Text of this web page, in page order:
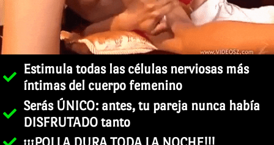
Estimula todas las células nerviosas más
íntimas del cuerpo femenino
Serás ÚNICO: antes, tu pareja nunca había
DISFRUTADO tanto